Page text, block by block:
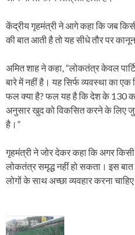
केंद्रीय गृहमंत्री ने आगे कहा कि जब
की बात आती है तो यह सीधे तौर पर
अमित शाह ने कहा, “लोकतंत्र केवल
बारे में नहीं है। यह सिर्फ व्यवस्था का
फल क्या है? फल यह है कि देश के 130
अनुसार खुद को विकसित करने के लिए
है।”
गृहमंत्री ने जोर देकर कहा कि अगर
लोकतंत्र समृद्ध नहीं हो सकता। इस
लोगों के साथ अच्छा व्यवहार करना
P